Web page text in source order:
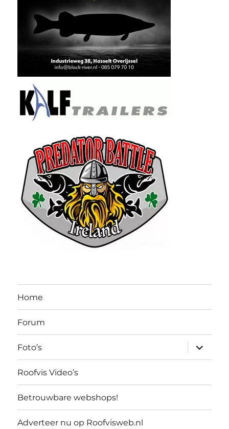
Home
Forum
Foto’s
Roofvis Video’s
Betrouwbare webshops!
Adverteer nu op Roofvisweb.nl